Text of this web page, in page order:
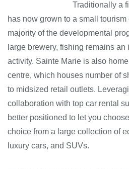
Traditionally a
has now grown to a small
majority of the developmental
large brewery, fishing remains
activity. Sainte Marie is also
centre, which houses number of
to midsized retail outlets.
collaboration with top car rental
better positioned to let you
choice from a large collection of
luxury cars, and SUVs.